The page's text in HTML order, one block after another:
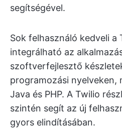
segítségével.
Sok felhasználó kedveli
integrálható az
szoftverfejlesztő
programozási nyelveken,
Java és PHP. A Twilio
szintén segít az új
gyors elindításában.